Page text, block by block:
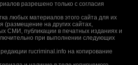
разрешено только с согласия
любых материалов этого сайта для их
(размещение на других сайтах,
СМИ, публикации в печатных изданиях и
при выполнении следующих
rucriminal.info на копирование